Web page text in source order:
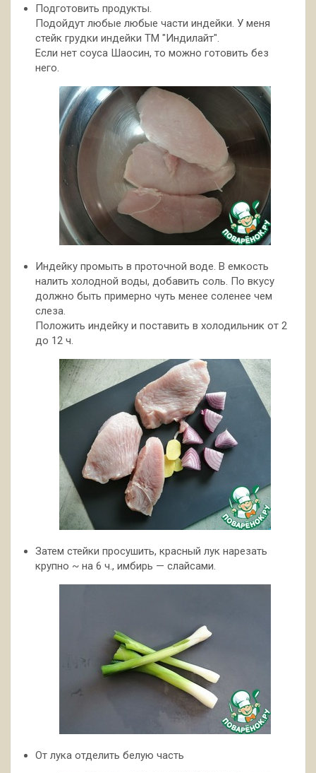
Подготовить продукты.
Подойдут любые любые части индейки. У меня
стейк грудки индейки ТМ "Индилайт".
Если нет соуса Шаосин, то можно готовить без
него.
Индейку промыть в проточной воде. В емкость
налить холодной воды, добавить соль. По вкусу
должно быть примерно чуть менее соленее чем
слеза.
Положить индейку и поставить в холодильник от 2
до 12 ч.
Затем стейки просушить, красный лук нарезать
крупно ~ на 6 ч., имбирь — слайсами.
От лука отделить белую часть